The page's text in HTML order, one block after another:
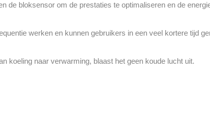
de bloksensor om de prestaties te optimaliseren en de
werken en kunnen gebruikers in een veel kortere tijd
koeling naar verwarming, blaast het geen koude lucht uit.